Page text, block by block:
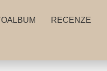
RECENZE